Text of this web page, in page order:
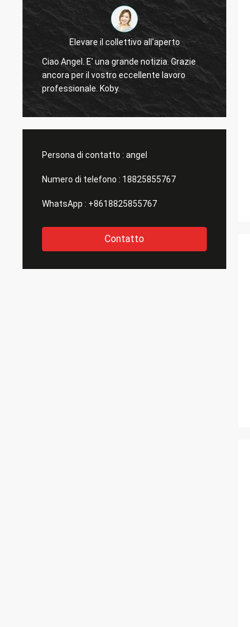
Elevare il collettivo all'aperto
Ciao Angel. E' una grande notizia. Grazie
ancora per il vostro eccellente lavoro
professionale. Koby.
Persona di contatto : angel
Numero di telefono : 18825855767
WhatsApp : +8618825855767
Contatto